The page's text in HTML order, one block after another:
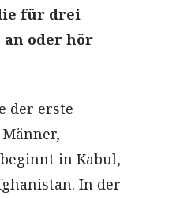
für drei
an oder hör
der erste
in Kabul,
In der